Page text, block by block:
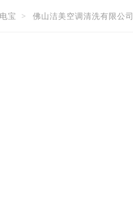
宝 > 佛山洁美空调清洗有限公司